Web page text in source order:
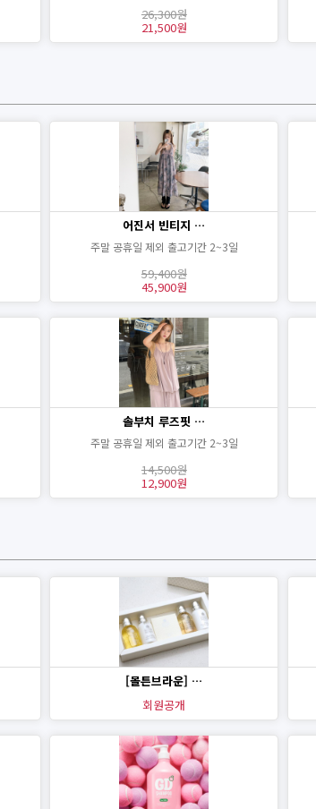
26,300원
21,500원
어진서 빈티지 …
주말 공휴일 제외 출고기간 2~3일
59,400원
45,900원
솔부치 루즈핏 …
주말 공휴일 제외 출고기간 2~3일
14,500원
12,900원
[몰튼브라운] …
회원공개